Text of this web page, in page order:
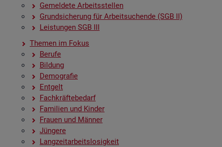
Ge­mel­de­te Ar­beits­stel­len
Grund­si­che­rung für Ar­beit­su­chen­de (SGB II)
Leis­tun­gen SGB III
The­men im Fokus
Be­ru­fe
Bil­dung
De­mo­gra­fie
Ent­gelt
Fach­kräf­te­be­darf
Fa­mi­li­en und Kin­der
Frau­en und Män­ner
Jün­ge­re
Lang­zeit­ar­beits­lo­sig­keit